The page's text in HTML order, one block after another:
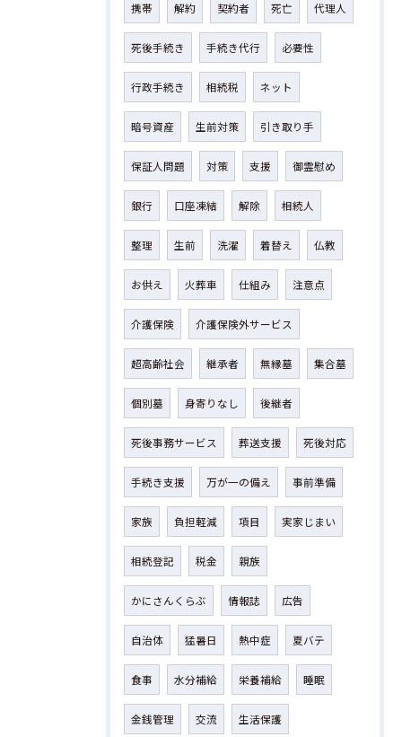
携帯 解約 契約者 死亡 代理人
死後手続き 手続き代行 必要性
行政手続き 相続税 ネット
暗号資産 生前対策 引き取り手
保証人問題 対策 支援 御霊慰め
銀行 口座凍結 解除 相続人
整理 生前 洗濯 着替え 仏教
お供え 火葬車 仕組み 注意点
介護保険 介護保険外サービス
超高齢社会 継承者 無縁墓 集合墓
個別墓 身寄りなし 後継者
死後事務サービス 葬送支援 死後対応
手続き支援 万が一の備え 事前準備
家族 負担軽減 項目 実家じまい
相続登記 税金 親族
かにさんくらぶ 情報誌 広告
自治体 猛暑日 熱中症 夏バテ
食事 水分補給 栄養補給 睡眠
金銭管理 交流 生活保護